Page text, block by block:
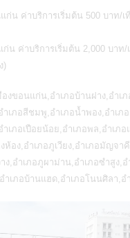
ก่น ค่าบริการเริ่มต้น 500 บาท/เ
น ค่าบริการเริ่มต้น 2,000 บาท/
)
งขอนแก่น,อำเภอบ้านฝาง,อำเ
เภอสีชมพู,อำเภอน้ำพอง,อำเภ
เภอเปือยน้อย,อำเภอพล,อำเภอ
ห้อง,อำเภอภูเวียง,อำเภอมัญจา
ง,อำเภอภูผาม่าน,อำเภอซำสูง,
เภอบ้านแฮด,อำเภอโนนศิลา,อำ